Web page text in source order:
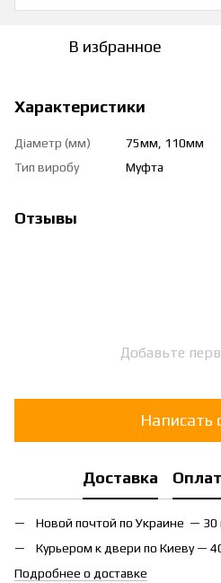
В избранное
Характеристики
Діаметр (мм)
75мм, 110мм
Тип виробу
Муфта
Отзывы
Добавьте
Написать
Доставка
Новой почтой по Украине — 30
Курьером к двери по Киеву —
Подробнее о доставке